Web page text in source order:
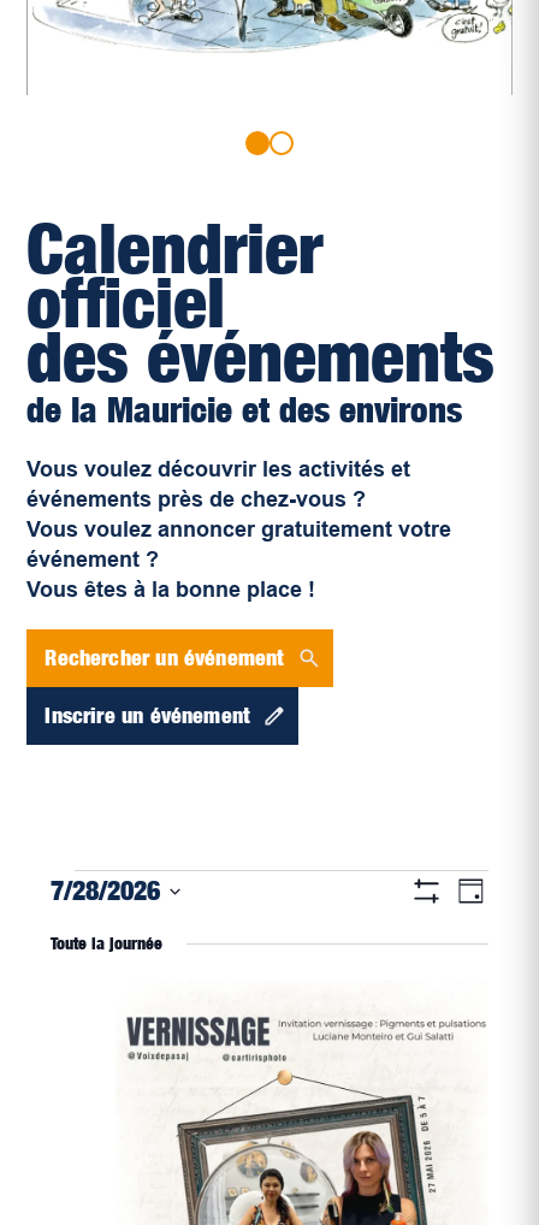
Calendrier
officiel
des événements
de la Mauricie et des environs
Vous voulez découvrir les activités et
événements près de chez-vous ?
Vous voulez annoncer gratuitement votre
événement ?
Vous êtes à la bonne place !
Rechercher un événement
Inscrire un événement
Évènements
for
Filtres vues
Jour
7/28/2026
une
Toute la journée